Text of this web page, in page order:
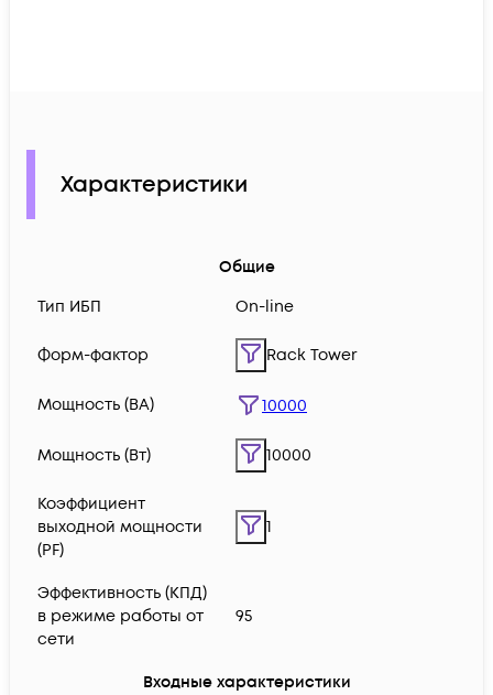
Характеристики
Общие
Тип ИБП
On-line
Форм-фактор Rack Tower
Мощность (ВА) 10000
Мощность (Вт) 10000
Коэффициент
выходной мощности
(PF)
1
Эффективность (КПД)
в режиме работы от
сети
95
Входные характеристики